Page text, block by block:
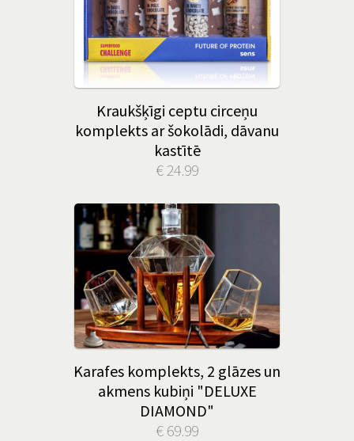
Kraukšķīgi ceptu circeņu
komplekts ar šokolādi, dāvanu
kastītē
€ 24.99
Karafes komplekts, 2 glāzes un
akmens kubiņi "DELUXE
DIAMOND"
€ 69.99